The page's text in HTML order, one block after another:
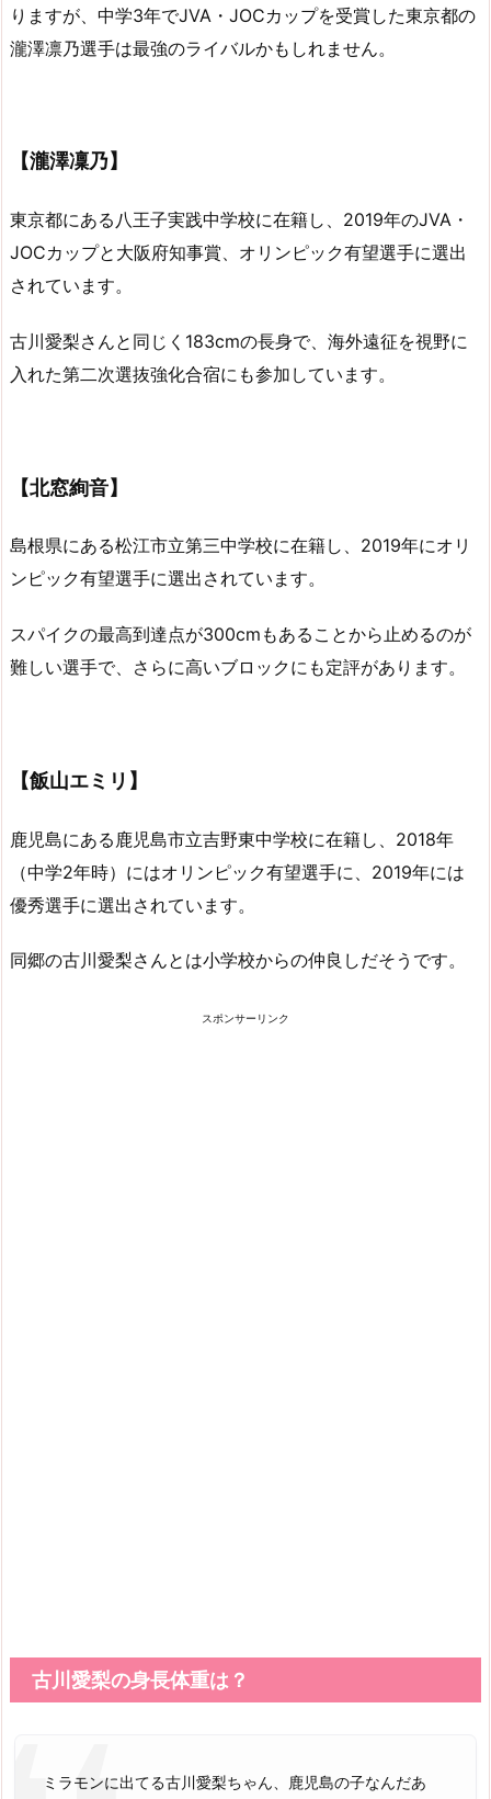
りますが、中学3年でJVA・JOCカップを受賞した東京都の
瀧澤凛乃選手は最強のライバルかもしれません。
【瀧澤凜乃】
東京都にある八王子実践中学校に在籍し、2019年のJVA・
JOCカップと大阪府知事賞、オリンピック有望選手に選出
されています。
古川愛梨さんと同じく183cmの長身で、海外遠征を視野に
入れた第二次選抜強化合宿にも参加しています。
【北窓絢音】
島根県にある松江市立第三中学校に在籍し、2019年にオリ
ンピック有望選手に選出されています。
スパイクの最高到達点が300cmもあることから止めるのが
難しい選手で、さらに高いブロックにも定評があります。
【飯山エミリ】
鹿児島にある鹿児島市立吉野東中学校に在籍し、2018年
（中学2年時）にはオリンピック有望選手に、2019年には
優秀選手に選出されています。
同郷の古川愛梨さんとは小学校からの仲良しだそうです。
スポンサーリンク
古川愛梨の身長体重は？
ミラモンに出てる古川愛梨ちゃん、鹿児島の子なんだあ